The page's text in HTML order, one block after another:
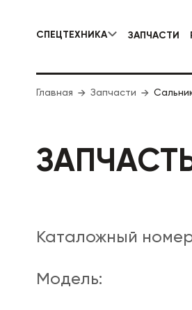
СПЕЦТЕХНИКА
КОММУНАЛЬНАЯ
ЗАПЧАСТИ
Главная Запчасти
Каталожный
Модель: